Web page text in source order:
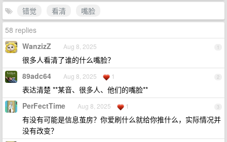
错觉
看清
嘴脸
58 replies
1
WanzizZ Aug 8, 2025
很多人看清了谁的什么嘴脸？
2
89adc64 Aug 8, 2025 1
表达清楚 **某音、很多人、他们的嘴脸**
3
PerFectTime Aug 8, 2025 1
有没有可能是信息茧房？你爱刷什么就给你推什么，实际情况并
没有改变？